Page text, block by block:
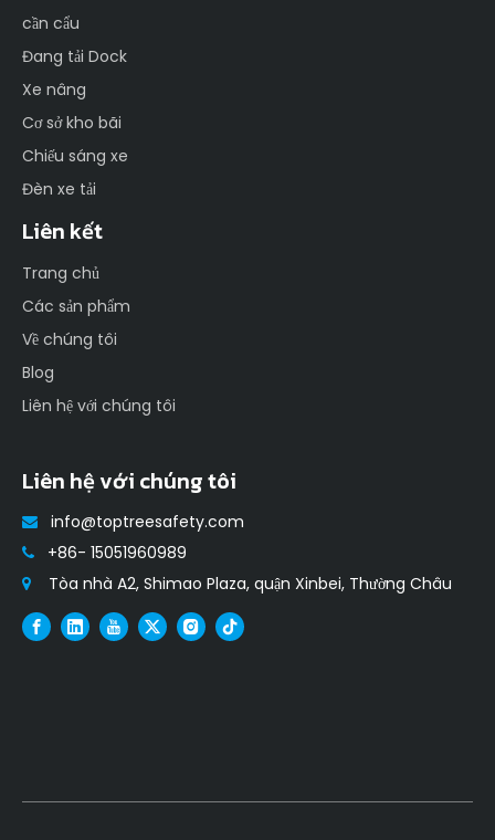
cần cẩu
Đang tải Dock
Xe nâng
Cơ sở kho bãi
Chiếu sáng xe
Đèn xe tải
Liên kết
Trang chủ
Các sản phẩm
Về chúng tôi
Blog
Liên hệ với chúng tôi
Liên hệ với chúng tôi
 info@toptreesafety.com
 +86- 15051960989
 Tòa nhà A2, Shimao Plaza, quận Xinbei, Thường Châu